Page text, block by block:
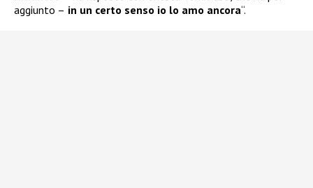
aggiunto – in un certo senso io lo amo ancora“.